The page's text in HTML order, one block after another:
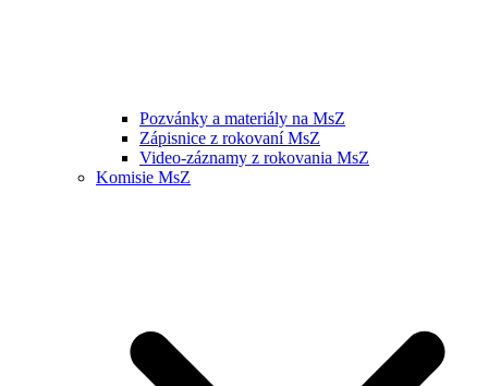
Pozvánky a materiály na MsZ
Zápisnice z rokovaní MsZ
Video-záznamy z rokovania MsZ
Komisie MsZ